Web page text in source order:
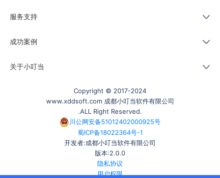
服务支持
成功案例
关于小叮当
Copyright © 2017-2024
www.xddsoft.com 成都小叮当软件有限公司
.ALL Right Reserved.
川公网安备51012402000925号
蜀ICP备18022364号-1
开发者:成都小叮当软件有限公司
版本:2.0.0
隐私协议
用户权限